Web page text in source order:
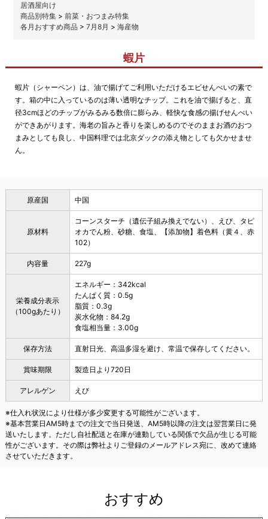
居酒屋向け
商品別特集 >前菜・おつまみ特集
各月おすすめ商品 >7月8月 >海産物
蝦片
蝦片（シャーペン）は、油で揚げてご利用いただけるエビせんべいの素で
す。箱の中に入っているのは薄い透明なチップ。これを油で揚げると、直
径3cmほどのチップがみるみる数倍に膨らみ、軽快な食感の揚げせんべい
ができあがります。海老の旨みと香りを楽しめるのでそのままお酒のおつ
まみとしても良し、中国料理では北京ダックの添え物としても欠かせませ
ん。
原産国 中国
原材料
コーンスターチ（遺伝子組み換えでない）、えび、タピ
オカでん粉、砂糖、食塩、【添加物】着色料（黄４、赤
102）
内容量 227g
栄養成分表示
（100gあたり）
エネルギー：342kcal
たんぱく質：0.5g
脂質：0.3g
炭水化物：84.2g
食塩相当量：3.00g
保存方法 直射日光、高温多湿を避け、常温で保存してください。
賞味期限 製造日より720日
アレルゲン えび
※仕入れ状況により仕様が多少変更する可能性がございます。
※基本営業日AM5時までの注文で当日発送、AM5時以降の注文は翌営業日に発
送いたします。ただし自社配送と在庫が連動している関係で欠品が生じる可能
性がございます。その際は弊社よりご登録のメールアドレス宛に、改めて連絡
させていただきます。
おすすめ